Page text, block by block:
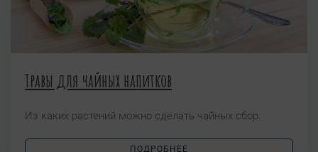
Травы для чайных напитков
Из каких растений можно сделать чайных сбор.
ПОДРОБНЕЕ